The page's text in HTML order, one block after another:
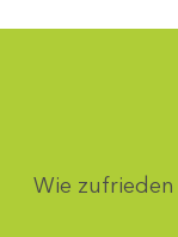
Wie